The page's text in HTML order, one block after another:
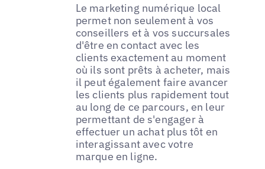
Le marketing numérique local
permet non seulement à vos
conseillers et à vos succursales
d'être en contact avec les
clients exactement au moment
où ils sont prêts à acheter, mais
il peut également faire avancer
les clients plus rapidement tout
au long de ce parcours, en leur
permettant de s'engager à
effectuer un achat plus tôt en
interagissant avec votre
marque en ligne.